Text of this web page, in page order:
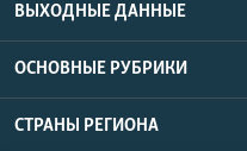
ВЫХОДНЫЕ ДАННЫЕ
ОСНОВНЫЕ РУБРИКИ
СТРАНЫ РЕГИОНА